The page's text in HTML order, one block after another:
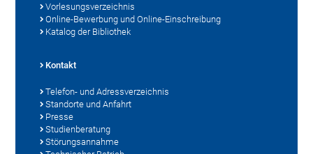
Vorlesungsverzeichnis
Online-Bewerbung und Online-Einschreibung
Katalog der Bibliothek
Kontakt
Telefon- und Adressverzeichnis
Standorte und Anfahrt
Presse
Studienberatung
Störungsannahme